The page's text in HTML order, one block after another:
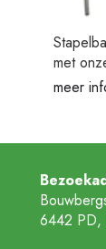
met
meer
6442 PD,